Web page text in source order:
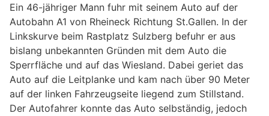
Ein 46-jähriger Mann fuhr mit seinem Auto auf der
Autobahn A1 von Rheineck Richtung St.Gallen. In der
Linkskurve beim Rastplatz Sulzberg befuhr er aus
bislang unbekannten Gründen mit dem Auto die
Sperrfläche und auf das Wiesland. Dabei geriet das
Auto auf die Leitplanke und kam nach über 90 Meter
auf der linken Fahrzeugseite liegend zum Stillstand.
Der Autofahrer konnte das Auto selbständig, jedoch